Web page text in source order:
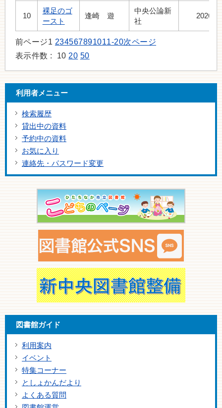
10
裸足のゴ
ースト
逢崎 遊
中央公論新
社
2026.7
前ページ1 234567891011-20次ページ
表示件数 : 10 20 50
利用者メニュー
検索履歴
貸出中の資料
予約中の資料
お気に入り
連絡先・パスワード変更
図書館ガイド
利用案内
イベント
特集コーナー
としょかんだより
よくある質問